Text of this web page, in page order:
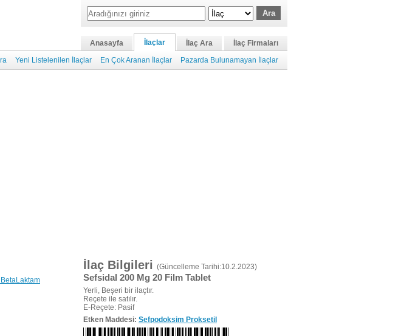
Anasayfa İlaçlar İlaç Ara
İlaç Firmaları
Yeni Listelenilen İlaçlar En Çok Aranan İlaçlar Pazarda Bulunamayan İlaçlar
İlaç Bilgileri (Güncelleme Tarihi:10.2.2023)
Sefsidal 200 Mg 20 Film Tablet
Yerli, Beşeri bir ilaçtır.
Reçete ile satılır.
E-Reçete: Pasif
Etken Maddesi: Sefpodoksim Proksetil